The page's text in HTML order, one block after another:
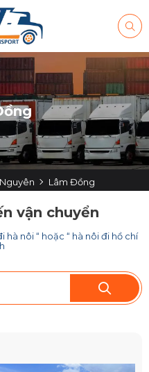
Lâm Đồng
vận chuyển
hà nôi “ hoặc “ hà nôi đi hồ chí